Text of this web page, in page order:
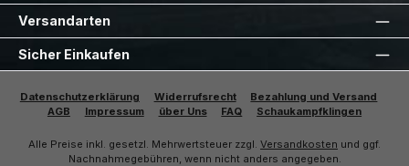
Versandarten
Sicher Einkaufen
Datenschutzerklärung Widerrufsrecht
Bezahlung und Versand
AGB
Impressum über Uns FAQ Schaukampfklingen
Alle Preise inkl. gesetzl. Mehrwertsteuer zzgl. Versandkosten und ggf.
Nachnahmegebühren, wenn nicht anders angegeben.